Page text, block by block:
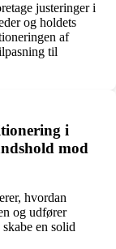
justeringer i
og holdets
af
til
i
mod
hvordan
og udfører
en solid